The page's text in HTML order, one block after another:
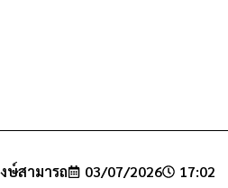
สามารถ 03/07/2026 17:02